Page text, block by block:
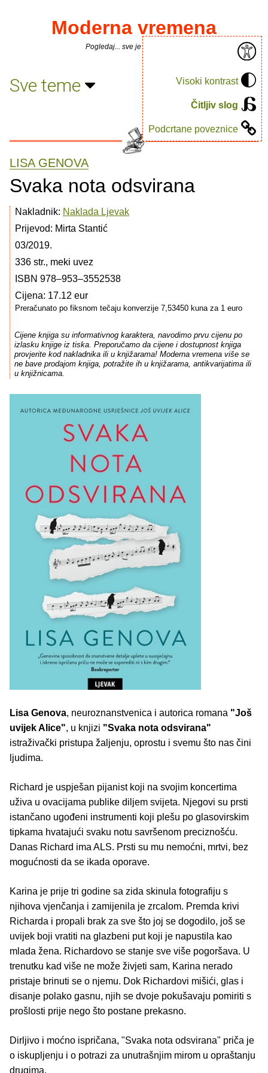
Visoki kontrast
Čitljiv slog
Podcrtane poveznice
Moderna vremena
Pogledaj... sve je puno knjiga.
Sve teme
LISA GENOVA
Svaka nota odsvirana
Nakladnik: Naklada Ljevak
Prijevod: Mirta Stantić
03/2019.
336 str., meki uvez
ISBN 978–953–3552538
Cijena: 17.12 eur
Preračunato po fiksnom tečaju konverzije 7,53450 kuna za 1 euro
Cijene knjiga su informativnog karaktera, navodimo prvu cijenu po
izlasku knjige iz tiska. Preporučamo da cijene i dostupnost knjiga
provjerite kod nakladnika ili u knjižarama! Moderna vremena više se
ne bave prodajom knjiga, potražite ih u knjižarama, antikvarijatima ili
u knjižnicama.
Lisa Genova, neuroznanstvenica i autorica romana "Još
uvijek Alice", u knjizi "Svaka nota odsvirana"
istraživački pristupa žaljenju, oprostu i svemu što nas čini
ljudima.
Richard je uspješan pijanist koji na svojim koncertima
uživa u ovacijama publike diljem svijeta. Njegovi su prsti
istančano ugođeni instrumenti koji plešu po glasovirskim
tipkama hvatajući svaku notu savršenom preciznošću.
Danas Richard ima ALS. Prsti su mu nemoćni, mrtvi, bez
mogućnosti da se ikada oporave.
Karina je prije tri godine sa zida skinula fotografiju s
njihova vjenčanja i zamijenila je zrcalom. Premda krivi
Richarda i propali brak za sve što joj se dogodilo, još se
uvijek boji vratiti na glazbeni put koji je napustila kao
mlada žena. Richardovo se stanje sve više pogoršava. U
trenutku kad više ne može živjeti sam, Karina nerado
pristaje brinuti se o njemu. Dok Richardovi mišići, glas i
disanje polako gasnu, njih se dvoje pokušavaju pomiriti s
prošlosti prije nego što postane prekasno.
Dirljivo i moćno ispričana, "Svaka nota odsvirana" priča je
o iskupljenju i o potrazi za unutrašnjim mirom u opraštanju
drugima.